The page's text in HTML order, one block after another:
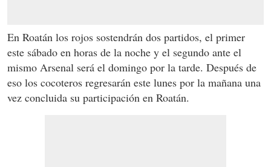
En Roatán los rojos sostendrán dos partidos, el primer
este sábado en horas de la noche y el segundo ante el
mismo Arsenal será el domingo por la tarde. Después de
eso los cocoteros regresarán este lunes por la mañana una
vez concluida su participación en Roatán.